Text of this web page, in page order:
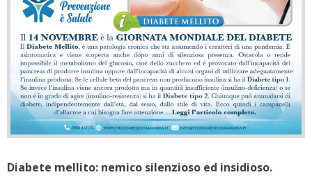
Diabete mellito: nemico silenzioso ed insidioso.